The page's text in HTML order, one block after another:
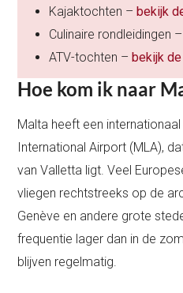
Kajaktochten –bekijk
Culinaire rondleidingen
ATV-tochten –bekijk
Hoe kom ik naar
Malta heeft een
International Airport (MLA),
van Valletta ligt. Veel
vliegen rechtstreeks op de
Genève en andere grote
frequentie lager dan in de
blijven regelmatig.